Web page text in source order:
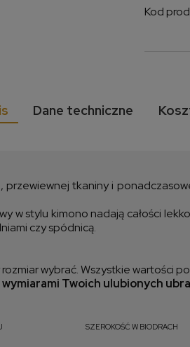
Kod
Dane techniczne
tkaniny i
w stylu kimono nadają całości
czy spódnicą.
wybrać. Wszystkie wartości
Twoich ulubionych
SZEROKOŚĆ W BIODRACH